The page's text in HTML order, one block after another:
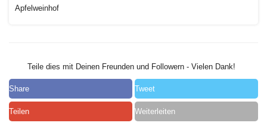
Apfelweinhof
Teile dies mit Deinen Freunden und Followern - Vielen Dank!
Share Tweet
Teilen Weiterleiten